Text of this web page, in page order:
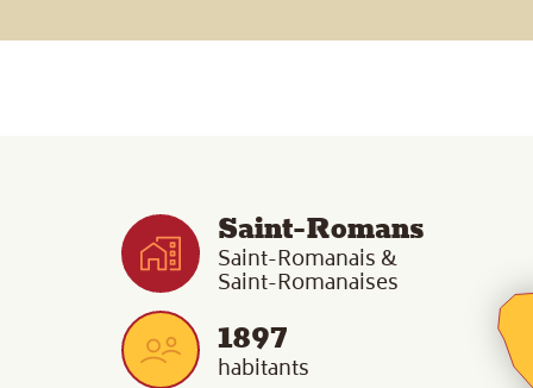
Saint-Romans
Saint-Romanais &
Saint-Romanaises
1897
habitants